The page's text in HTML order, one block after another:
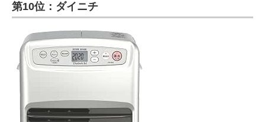
第10位：ダイニチ